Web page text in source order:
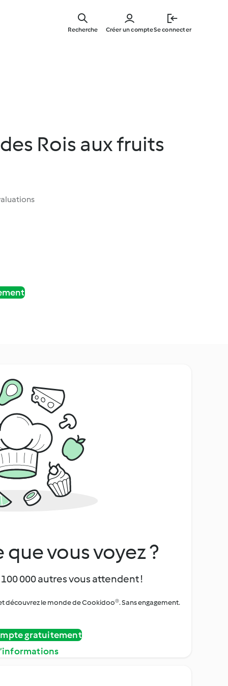
main
Créer un compteSe connecter
Recherche
Rois aux fruits
vous voyez ?
000 autres vous attendent !
découvrez le monde de Cookidoo®. Sans engagement.
gratuitement